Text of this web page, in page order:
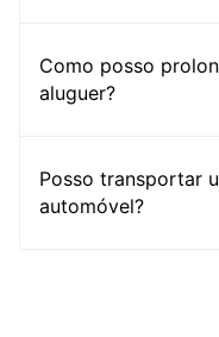
Como posso
aluguer?
Posso transportar
automóvel?